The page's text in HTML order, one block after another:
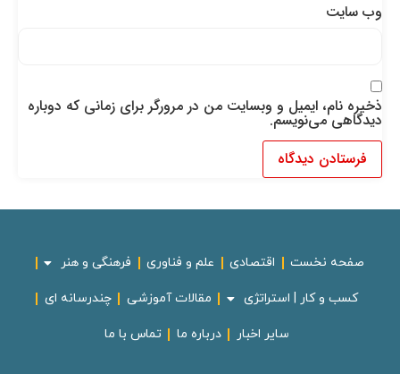
وب‌ سایت
ذخیره نام، ایمیل و وبسایت من در مرورگر برای زمانی که دوباره
دیدگاهی می‌نویسم.
صفحه نخست اقتصادی علم و فناوری فرهنگی و هنر
کسب و کار | استراتژی مقالات آموزشی چندرسانه ای
سایر اخبار درباره ما تماس با ما